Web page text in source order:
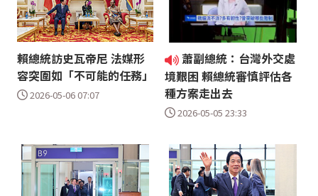
賴總統訪史瓦帝尼 法媒形
容突圍如「不可能的任務」
2026-05-06 07:07
蕭副總統：台灣外交處
境艱困 賴總統審慎評估各
種方案走出去
2026-05-05 23:33